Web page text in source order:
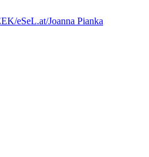
eSeL.at/Joanna Pianka